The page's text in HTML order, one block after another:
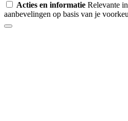
Acties en informatie Relevante
aanbevelingen op basis van je